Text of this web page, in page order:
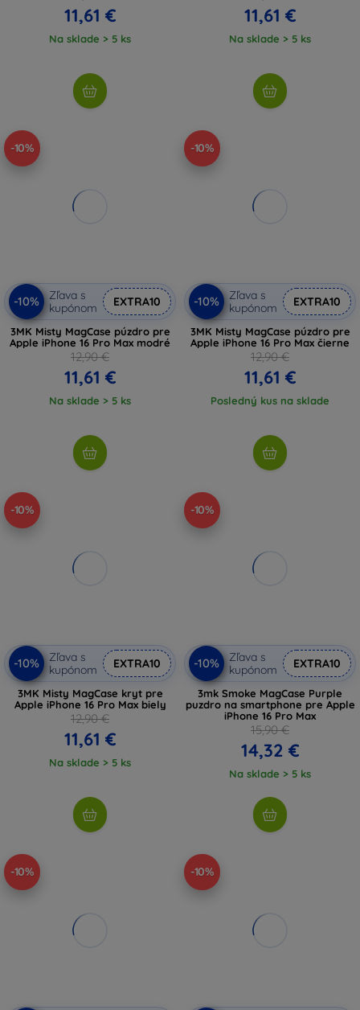
11,61 €
Na sklade > 5 ks
11,61 €
Na sklade > 5 ks
-10%
-10%
Zľava s
kupónom
EXTRA10
3MK Misty MagCase púzdro pre
Apple iPhone 16 Pro Max modré
12,90 €
11,61 €
Na sklade > 5 ks
-10%
-10%
Zľava s
kupónom
EXTRA10
3MK Misty MagCase púzdro pre
Apple iPhone 16 Pro Max čierne
12,90 €
11,61 €
Posledný kus na sklade
-10%
-10%
Zľava s
kupónom
EXTRA10
3MK Misty MagCase kryt pre
Apple iPhone 16 Pro Max biely
12,90 €
11,61 €
Na sklade > 5 ks
-10%
-10%
Zľava s
kupónom
EXTRA10
3mk Smoke MagCase Purple
puzdro na smartphone pre Apple
iPhone 16 Pro Max
15,90 €
14,32 €
Na sklade > 5 ks
-10% -10%